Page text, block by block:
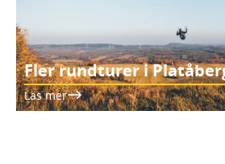
Fler rundturer i
Läs mer